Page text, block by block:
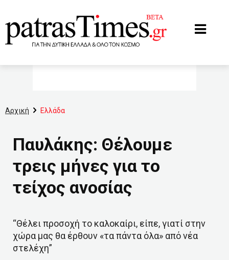
Αρχική Ελλάδα
Παυλάκης: Θέλουμε
τρεις μήνες για το
τείχος ανοσίας
“Θέλει προσοχή το καλοκαίρι, είπε, γιατί στην
χώρα μας θα έρθουν «τα πάντα όλα» από νέα
στελέχη”